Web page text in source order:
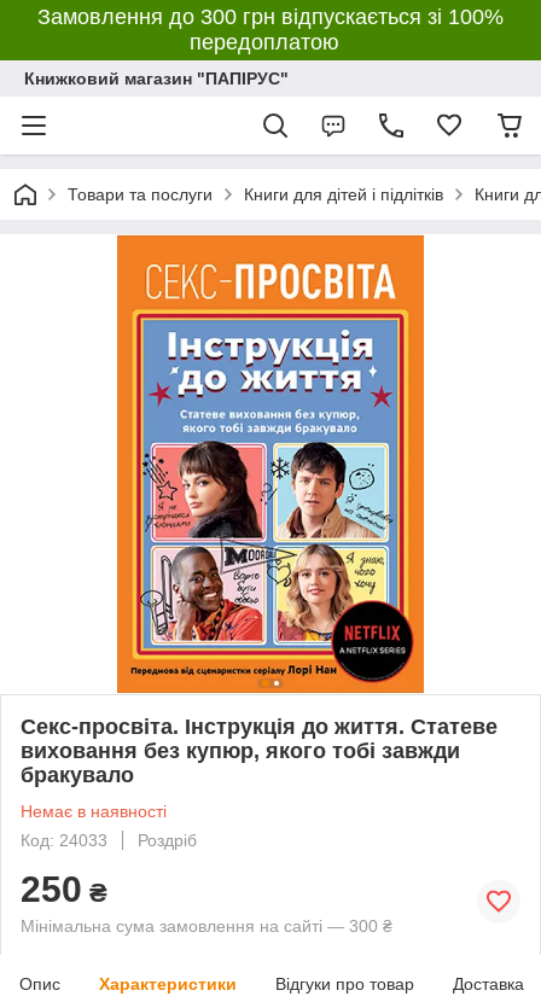
Замовлення до 300 грн відпускається зі 100%
передоплатою
Книжковий магазин "ПАПІРУС"
Товари та послуги Книги для дітей і підлітків Книги
Секс-просвіта. Інструкція до життя. Статеве
виховання без купюр, якого тобі завжди
бракувало
Немає в наявності
Код: 24033
Роздріб
250 ₴
Мінімальна сума замовлення на сайті — 300 ₴
Опис Характеристики Відгуки про товар Доставка